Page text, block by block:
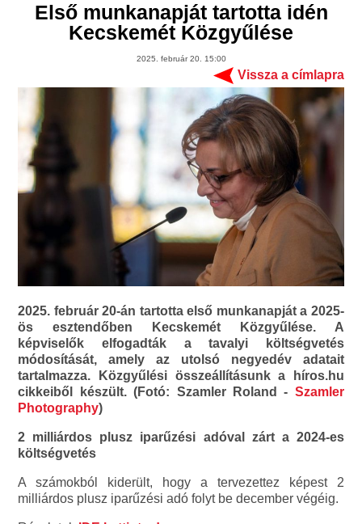
Első munkanapját tartotta idén
Kecskemét Közgyűlése
2025. február 20. 15:00
Vissza a címlapra
2025. február 20-án tartotta első munkanapját a 2025-
ös esztendőben Kecskemét Közgyűlése. A
képviselők elfogadták a tavalyi költségvetés
módosítását, amely az utolsó negyedév adatait
tartalmazza. Közgyűlési összeállításunk a híros.hu
cikkeiből készült. (Fotó: Szamler Roland - Szamler
Photography)
2 milliárdos plusz iparűzési adóval zárt a 2024-es
költségvetés
A számokból kiderült, hogy a tervezettez képest 2
milliárdos plusz iparűzési adó folyt be december végéig.